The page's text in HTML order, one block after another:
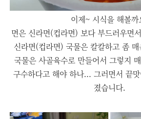
이제~ 시식을 해볼까
면은 신라면(컵라면) 보다 부드러우면
신라면(컵라면) 국물은 칼칼하고 좀
국물은 사골육수로 만들어서 그렇지
구수하다고 해야 하나... 그러면서 끝
졌습니다.